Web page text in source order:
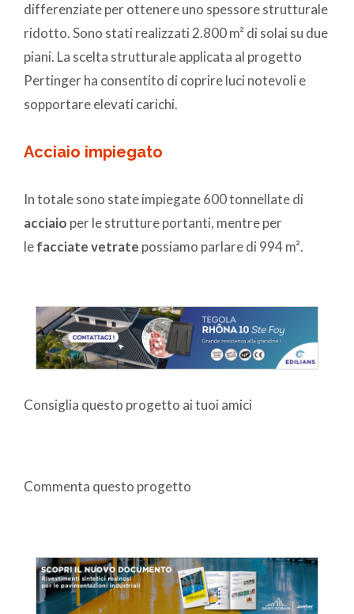
differenziate per ottenere uno spessore strutturale
ridotto. Sono stati realizzati 2.800 m² di solai su due
piani. La scelta strutturale applicata al progetto
Pertinger ha consentito di coprire luci notevoli e
sopportare elevati carichi.
Acciaio impiegato
In totale sono state impiegate 600 tonnellate di
acciaio per le strutture portanti, mentre per
lefacciate vetrate possiamo parlare di 994 m².
Consiglia questo progetto ai tuoi amici
Commenta questo progetto